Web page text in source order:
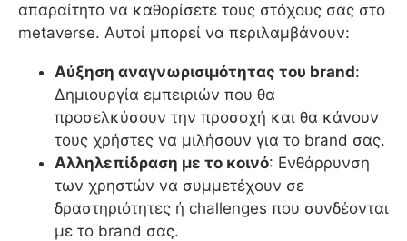
απαραίτητο να καθορίσετε τους στόχους σας στο
metaverse. Αυτοί μπορεί να περιλαμβάνουν:
Αύξηση αναγνωρισιμότητας του brand:
Δημιουργία εμπειριών που θα
προσελκύσουν την προσοχή και θα κάνουν
τους χρήστες να μιλήσουν για το brand σας.
Αλληλεπίδραση με το κοινό: Ενθάρρυνση
των χρηστών να συμμετέχουν σε
δραστηριότητες ή challenges που συνδέονται
με το brand σας.